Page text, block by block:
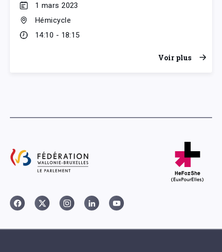
1 mars 2023
Hémicycle
14:10 - 18:15
Voir plus